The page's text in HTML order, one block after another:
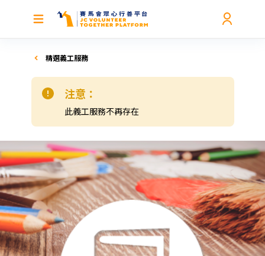
精選義工服務
注意：
此義工服務不再存在